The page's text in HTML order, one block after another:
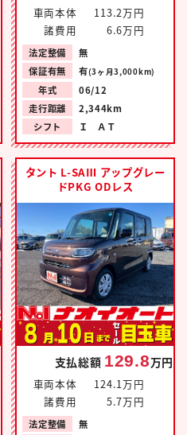
車両本体
113.2万円
諸費用
6.6万円
法定整備
無
保証有無
有(3ヶ月3,000km)
年式
06/12
走行距離
2,344km
シフト
Ｉ ＡＴ
タント L-SAⅢ アップグレー
ドPKG ODレス
支払総額 129.8万円
車両本体
124.1万円
諸費用
5.7万円
法定整備
無